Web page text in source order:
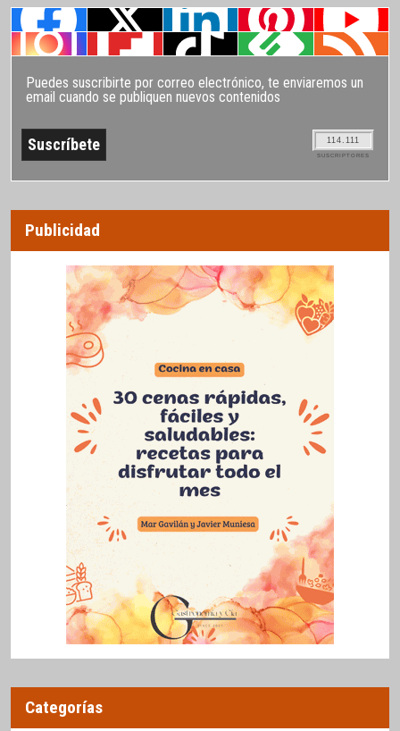
Puedes suscribirte por correo electrónico, te enviaremos un
email cuando se publiquen nuevos contenidos
114.111
SUSCRIPTORES
Publicidad
Categorías